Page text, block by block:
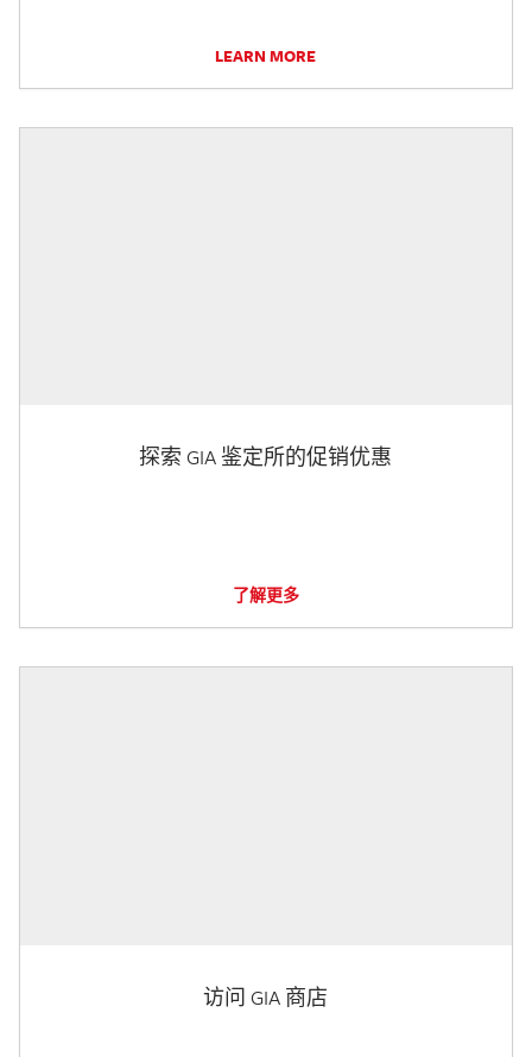
LEARN MORE
探索 GIA 鉴定所的促销优惠
了解更多
访问 GIA 商店